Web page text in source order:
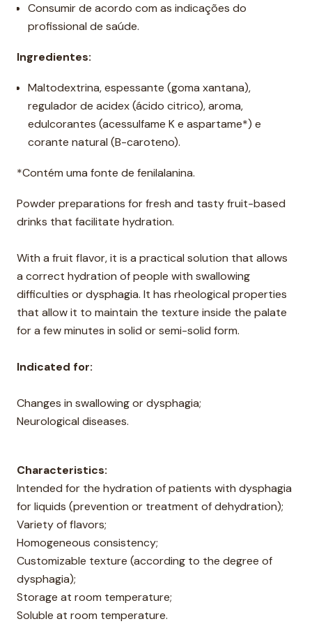
Consumir de acordo com as indicações do
profissional de saúde.
Ingredientes:
Maltodextrina, espessante (goma xantana),
regulador de acidex (ácido citrico), aroma,
edulcorantes (acessulfame K e aspartame*) e
corante natural (B-caroteno).
*Contém uma fonte de fenilalanina.
Powder preparations for fresh and tasty fruit-based
drinks that facilitate hydration.
With a fruit flavor, it is a practical solution that allows
a correct hydration of people with swallowing
difficulties or dysphagia. It has rheological properties
that allow it to maintain the texture inside the palate
for a few minutes in solid or semi-solid form.
Indicated for:
Changes in swallowing or dysphagia;
Neurological diseases.
Characteristics:
Intended for the hydration of patients with dysphagia
for liquids (prevention or treatment of dehydration);
Variety of flavors;
Homogeneous consistency;
Customizable texture (according to the degree of
dysphagia);
Storage at room temperature;
Soluble at room temperature.